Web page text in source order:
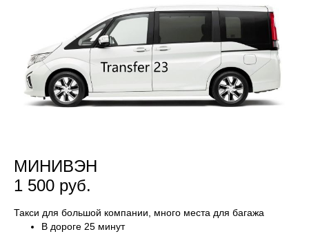
МИНИВЭН
1 500 руб.
Такси для большой компании, много места для багажа
В дороге 25 минут